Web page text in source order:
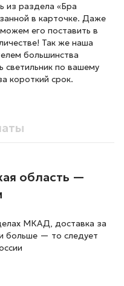
из раздела «Бра
в карточке. Даже
его поставить в
Так же наша
большинства
светильник по вашему
короткий срок.
область —
МКАД, доставка за
больше — то следует